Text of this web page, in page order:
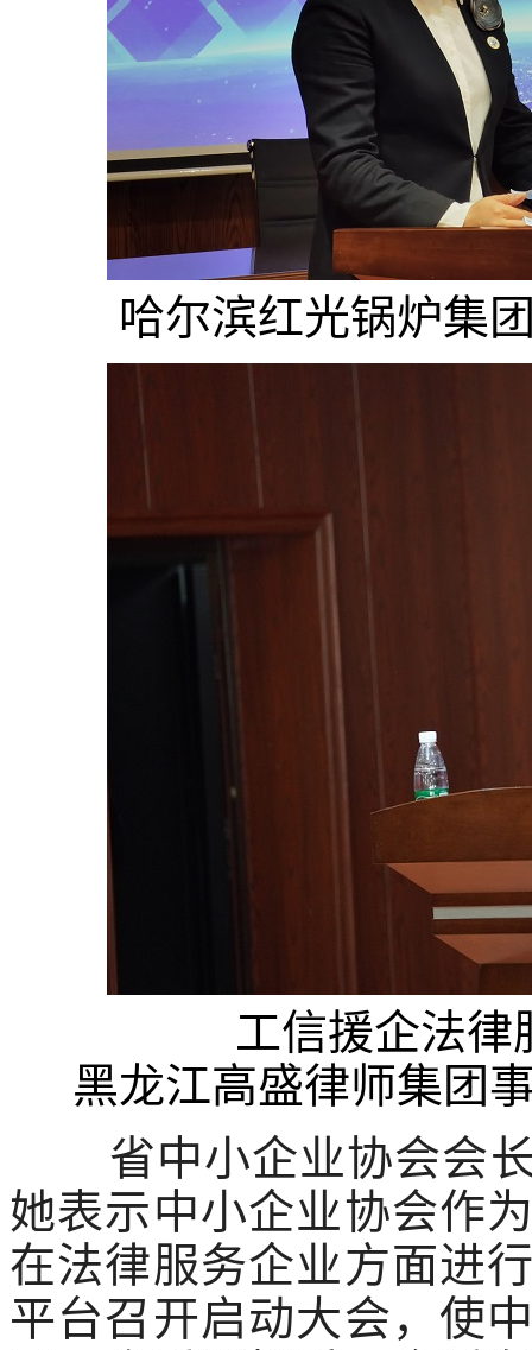
哈尔滨红光锅炉集
工信援企法律
黑龙江高盛律师集团
省中小企业协会会
她表示中小企业协会作
在法律服务企业方面进
平台召开启动大会，使